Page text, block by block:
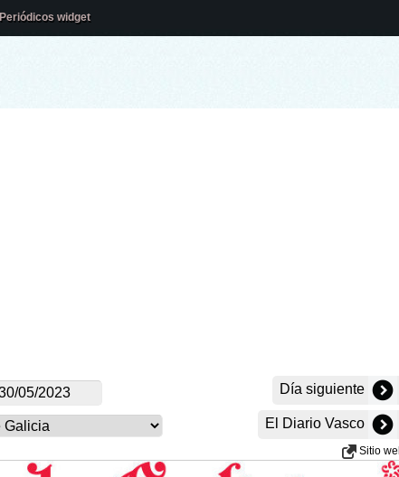
Periódicos widget
Día siguiente
El Diario Vasco
Sitio